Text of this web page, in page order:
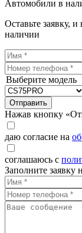
Автомобили в
Оставьте заявку,
наличии
Выберите модель
Отправить
Нажав кнопку
даю согласие на
соглашаюсь с
Заполните заявку